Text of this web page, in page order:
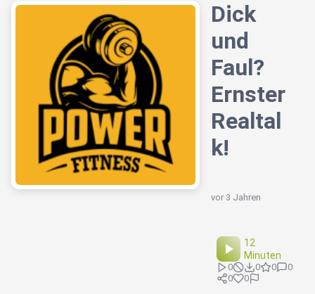
Dick
und
Faul?
Ernster
Realtal
k!
vor 3 Jahren
12
Minuten
0 0 0
0
0
0